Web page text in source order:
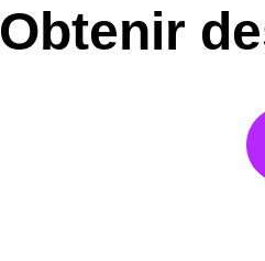
Obtenir